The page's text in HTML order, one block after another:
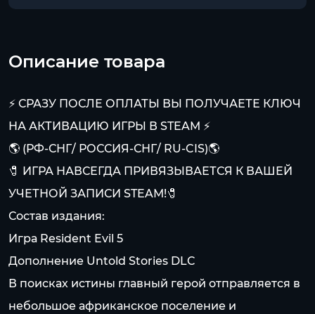
Описание товара
⚡ СРАЗУ ПОСЛЕ ОПЛАТЫ ВЫ ПОЛУЧАЕТЕ КЛЮЧ
НА АКТИВАЦИЮ ИГРЫ В STEAM ⚡
🌎 (РФ-СНГ/ РОССИЯ-СНГ/ RU-CIS)🌎
🧷 ИГРА НАВСЕГДА ПРИВЯЗЫВАЕТСЯ К ВАШЕЙ
УЧЕТНОЙ ЗАПИСИ STEAM!🧷
Состав издания:
Игра Resident Evil 5
Дополнение Untold Stories DLC
В поисках истины главный герой отправляется в
небольшое африканское поселение и